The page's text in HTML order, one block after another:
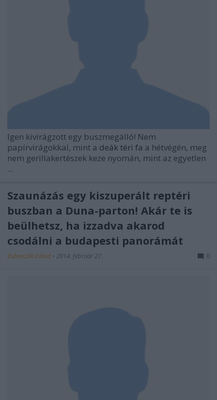
Igen kivirágzott egy buszmegálló! Nem
papírvirágokkal, mint a deák téri fa a hétvégén, meg
nem gerillakertészek keze nyomán, mint az egyetlen
...
Szaunázás egy kiszuperált reptéri
buszban a Duna-parton! Akár te is
beülhetsz, ha izzadva akarod
csodálni a budapesti panorámát
Zubreczki Dávid • 2014. február 27. 0